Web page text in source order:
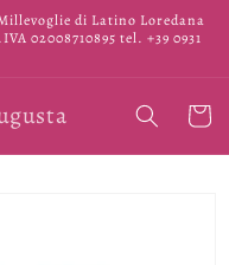
di Latino Loredana
02008710895 tel. +39 0931